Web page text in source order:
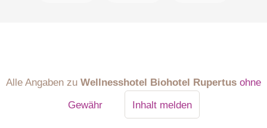
Alle Angaben zuWellnesshotel Biohotel Rupertus ohne
Gewähr
Inhalt melden